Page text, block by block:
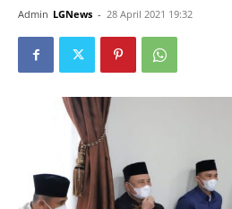
Admin LGNews - 28 April 2021 19:32